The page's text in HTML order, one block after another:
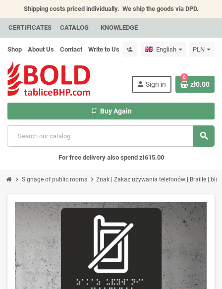
Shipping costs priced individually. We ship the goods via DPD.
CERTIFICATES CATALOG KNOWLEDGE
Shop About Us Contact Write to Us person_add English PLN
search
person Sign in
repeat Buy Again
0
zł0.00
For free delivery also spend zł615.00
chevron_right Signage of public rooms chevron_right Znak | Zakaz używania telefonów | Braille |